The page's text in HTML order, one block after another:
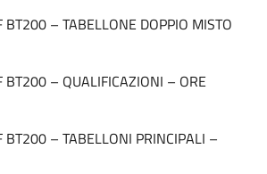
BT200 – TABELLONE DOPPIO MISTO
BT200 – QUALIFICAZIONI – ORE
BT200 – TABELLONI PRINCIPALI –